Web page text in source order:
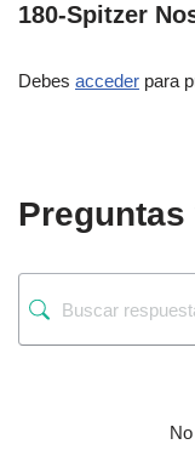
180-Spitzer
Debes acceder para